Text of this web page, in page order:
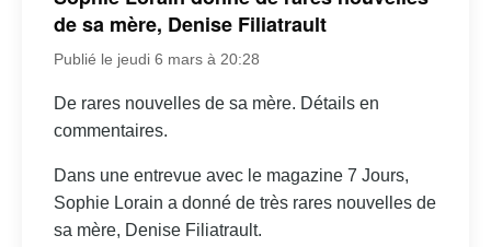
de sa mère, Denise Filiatrault
Publié le jeudi 6 mars à 20:28
De rares nouvelles de sa mère. Détails en
commentaires.
Dans une entrevue avec le magazine 7 Jours,
Sophie Lorain a donné de très rares nouvelles de
sa mère, Denise Filiatrault.